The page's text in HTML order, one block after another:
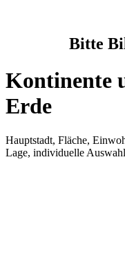
Bitte
Kontinente
Erde
Hauptstadt, Fläche,
Lage, individuelle